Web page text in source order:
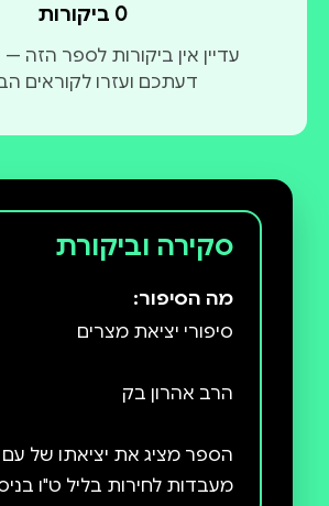
0 ביקורות
עדיין אין ביקורות לספר הזה
דעתכם ועזרו לקוראים
סקירה וביקורת
מה הסיפור:
הספר מציג את יציאתו של
מעבדות לחירות בליל ט"ו